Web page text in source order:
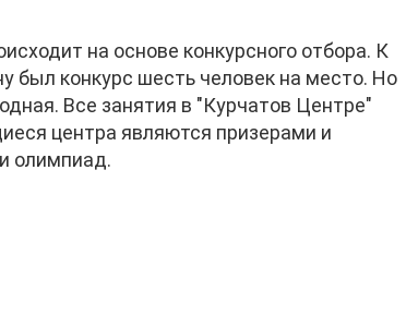
на основе конкурсного отбора. К
был конкурс шесть человек на место. Но
Все занятия в "Курчатов Центре"
центра являются призерами и
олимпиад.